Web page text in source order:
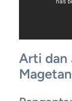
Arti dan
Magetan